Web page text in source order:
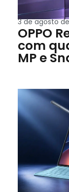
3 de agosto
OPPO
com
MP e